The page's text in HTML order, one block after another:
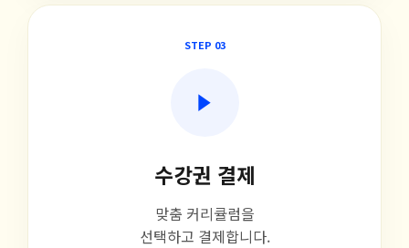
STEP 03
수강권 결제
맞춤 커리큘럼을
선택하고 결제합니다.